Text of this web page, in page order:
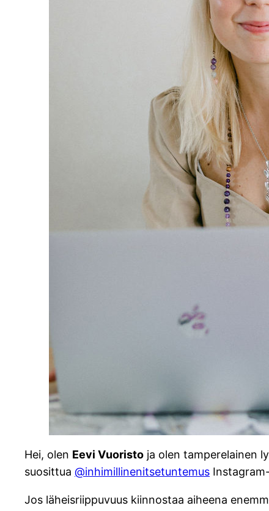
Hei, olen Eevi Vuoristo ja olen tamperelainen
suosittua @inhimillinenitsetuntemus
Jos läheisriippuvuus kiinnostaa aiheena